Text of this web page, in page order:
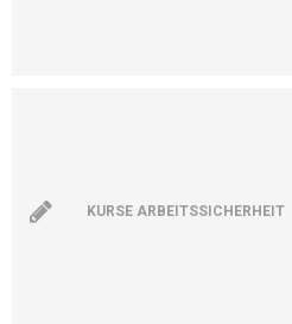
KURSE ARBEITSSICHERHEIT